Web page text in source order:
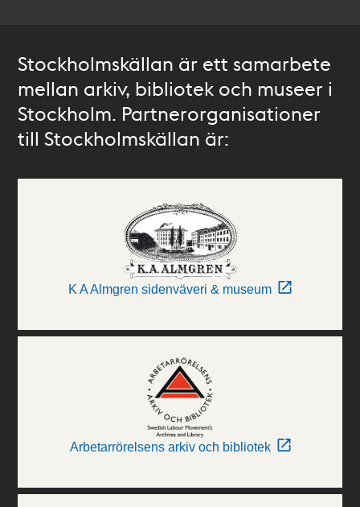
Stockholmskällan är ett samarbete
mellan arkiv, bibliotek och museer i
Stockholm. Partnerorganisationer
till Stockholmskällan är:
K A Almgren sidenväveri & museum
Arbetarrörelsens arkiv och bibliotek